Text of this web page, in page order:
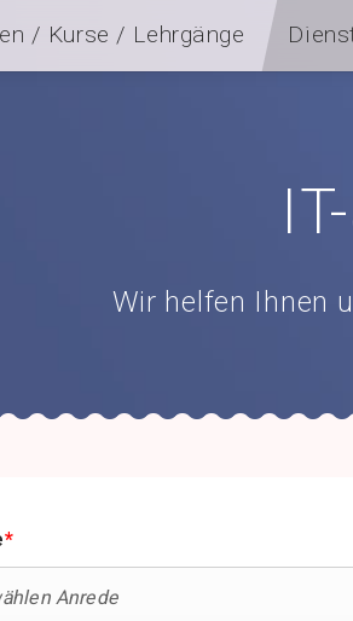
/ Kurse / Lehrgänge
Wir helfen Ihnen
*